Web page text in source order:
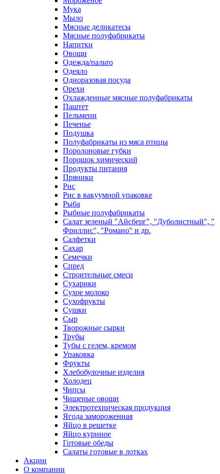
Мука
Мыло
Мясные деликатесы
Мясные полуфабрикаты
Напитки
Овощи
Одежда/пальто
Одеяло
Одноразовая посуда
Орехи
Охлажденные мясные полуфабрикаты
Паштет
Пельмени
Печенье
Подушка
Полуфабрикаты из мяса птицы
Поролоновые губки
Порошок химический
Продукты питания
Пряники
Рис
Рис в вакуумной упаковке
Рыба
Рыбные полуфабрикаты
Салат зеленый "Айсберг", "Дуболистный", "
Фриллис", "Романо" и др.
Салфетки
Сахар
Семечки
Спред
Строительные смеси
Сухарики
Сухое молоко
Сухофрукты
Сушки
Сыр
Творожные сырки
Трубы
Тубы с гелем, кремом
Упаковка
Фрукты
Хлебобулочные изделия
Холодец
Чипсы
Чищеные овощи
Электротехническая продукция
Ягода замороженная
Яйцо в решетке
Яйцо куриное
Готовые обеды
Салаты готовые в лотках
Акции
О компании